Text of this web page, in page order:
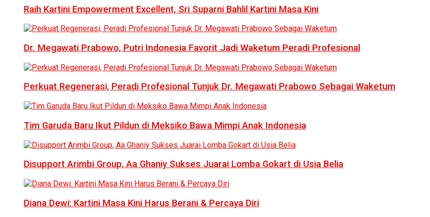
Raih Kartini Empowerment Excellent, Sri Suparni Bahlil Kartini Masa Kini
Dr. Megawati Prabowo, Putri Indonesia Favorit Jadi Waketum Peradi Profesional
Perkuat Regenerasi, Peradi Profesional Tunjuk Dr. Megawati Prabowo Sebagai Waketum
Tim Garuda Baru Ikut Pildun di Meksiko Bawa Mimpi Anak Indonesia
Disupport Arimbi Group, Aa Ghaniy Sukses Juarai Lomba Gokart di Usia Belia
Diana Dewi: Kartini Masa Kini Harus Berani & Percaya Diri